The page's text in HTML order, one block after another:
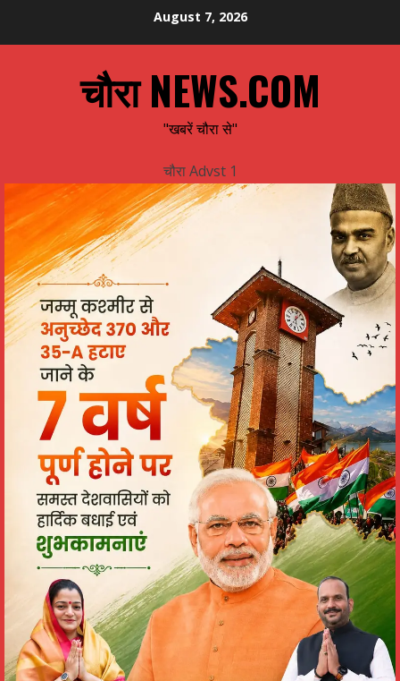
August 7, 2026
चौरा NEWS.COM
"खबरें चौरा से"
चौरा Advst 1